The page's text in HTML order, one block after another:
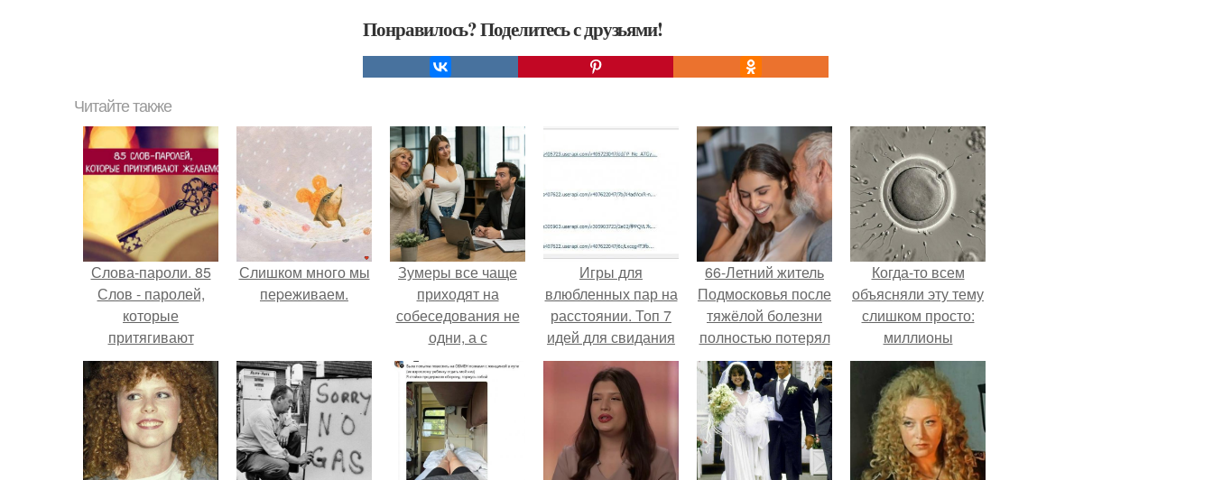
Понравилось? Поделитесь с друзьями!
Читайте также
Слова-пароли. 85
Слов - паролей,
которые
притягивают
желаемое.
Слишком много мы
пеpеживаем.
Зумеры все чаще
приходят на
собеседования не
одни, а с
родителями,
жалуются эйчары.
Игры для
влюбленных пар на
расстоянии. Топ 7
идей для свидания
на расстоянии
66-Летний житель
Подмосковья после
тяжёлой болезни
полностью потерял
потенцию, но
решил
восстановить
интимную жизнь с
молодой супругой,
пишут СМИ.
Когда-то всем
объясняли эту тему
слишком просто:
миллионы
сперматозоидов
бегут к цели, а
побеждает самый
быстрый.